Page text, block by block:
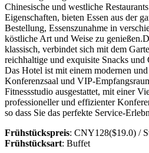
Chinesische und westliche
Eigenschaften, bieten Essen aus der
Bestellung, Essenszunahme in
köstliche Art und Weise zu
klassisch, verbindet sich mit dem
reichhaltige und exquisite Snacks und
Das Hotel ist mit einem modernen
Konferenzsaal und VIP-
Fitnessstudio ausgestattet, mit einer
professioneller und effizienter
so dass Sie das perfekte Service-
Frühstückspreis: CNY128($19.0) /
Frühstücksart: Buffet